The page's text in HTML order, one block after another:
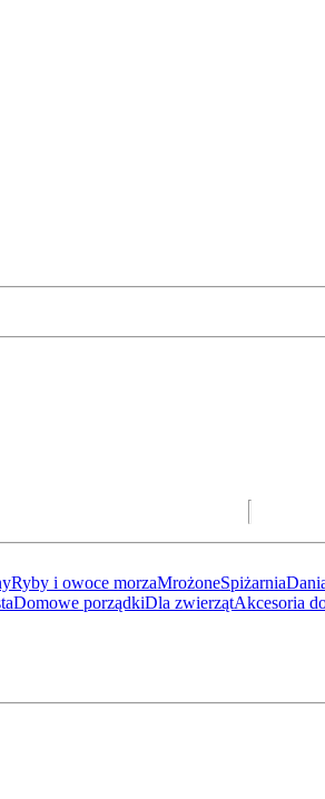
Ryby i owoce morzaMrożoneSpiżarnia
Domowe porządkiDla zwierzątAkcesoria